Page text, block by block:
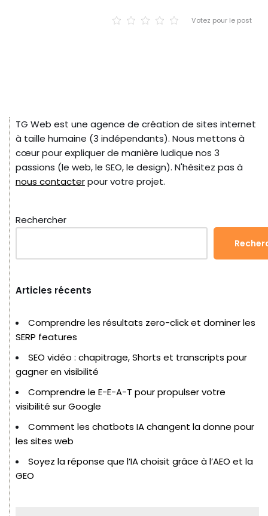
Votez pour le post
TG Web est une agence de création de sites internet
à taille humaine (3 indépendants). Nous mettons à
cœur pour expliquer de manière ludique nos 3
passions (le web, le SEO, le design). N'hésitez pas à
nous contacterpour votre projet.
Rechercher
Articles récents
Comprendre les résultats zero-click et dominer les
SERP features
SEO vidéo : chapitrage, Shorts et transcripts pour
gagner en visibilité
Comprendre le E-E-A-T pour propulser votre
visibilité sur Google
Comment les chatbots IA changent la donne pour
les sites web
Soyez la réponse que l’IA choisit grâce à l’AEO et la
GEO